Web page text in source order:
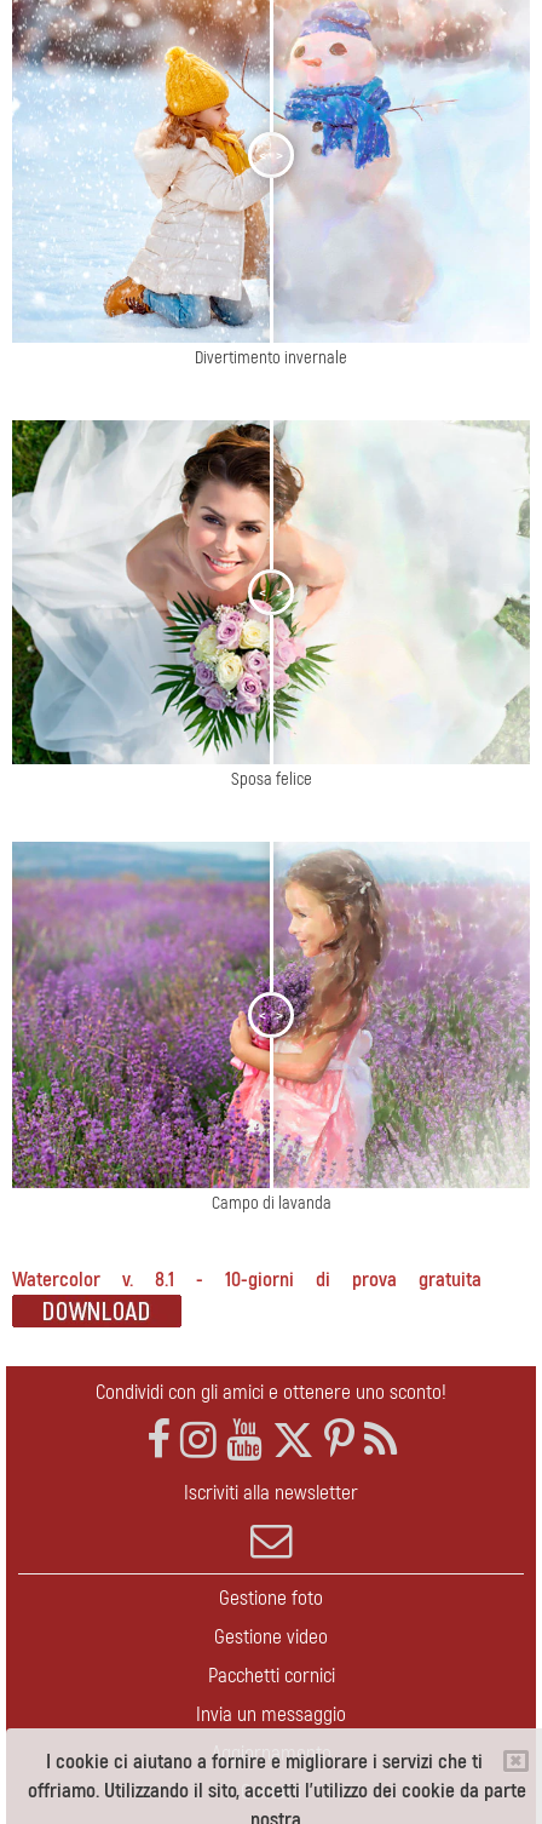
I cookie ci aiutano a fornire e migliorare i servizi che ti
offriamo. Utilizzando il sito, accetti l'utilizzo dei cookie da parte
< >
Divertimento invernale
< >
Sposa felice
< >
Campo di lavanda
Watercolor v. 8.1 - 10-giorni di prova gratuita
Condividi con gli amici e ottenere uno sconto!
Iscriviti alla newsletter
Gestione foto
Gestione video
Pacchetti cornici
Invia un messaggio
Aggiornamento
Contatti